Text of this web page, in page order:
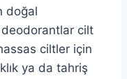
doğal
deodorantlar cilt
ciltler için
ya da tahriş